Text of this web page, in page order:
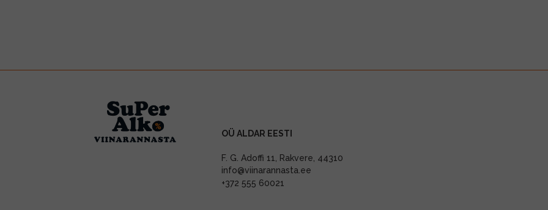
OÜ ALDAR EESTI
F. G. Adoffi 11, Rakvere, 44310
info@viinarannasta.ee
+372 555 60021